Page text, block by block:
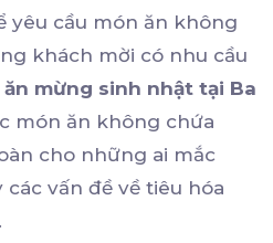
yêu cầu món ăn không
khách mời có nhu cầu
ăn mừng sinh nhật tại Ba
món ăn không chứa
cho những ai mắc
vấn đề về tiêu hóa